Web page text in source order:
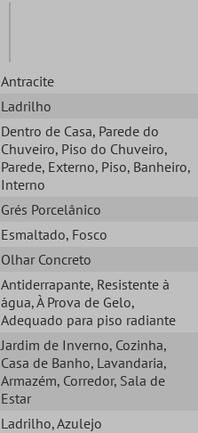
Antracite
Ladrilho
Dentro de Casa, Parede do
Chuveiro, Piso do Chuveiro,
Parede, Externo, Piso, Banheiro,
Interno
Grés Porcelânico
Esmaltado, Fosco
Olhar Concreto
Antiderrapante, Resistente à
água, À Prova de Gelo,
Adequado para piso radiante
Jardim de Inverno, Cozinha,
Casa de Banho, Lavandaria,
Armazém, Corredor, Sala de
Estar
Ladrilho, Azulejo